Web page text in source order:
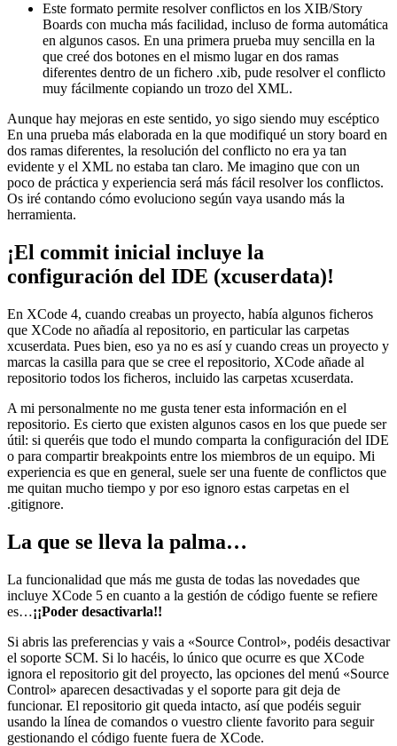
Este formato permite resolver conflictos en los XIB/Story
Boards con mucha más facilidad, incluso de forma automática
en algunos casos. En una primera prueba muy sencilla en la
que creé dos botones en el mismo lugar en dos ramas
diferentes dentro de un fichero .xib, pude resolver el conflicto
muy fácilmente copiando un trozo del XML.
Aunque hay mejoras en este sentido, yo sigo siendo muy escéptico
En una prueba más elaborada en la que modifiqué un story board en
dos ramas diferentes, la resolución del conflicto no era ya tan
evidente y el XML no estaba tan claro. Me imagino que con un
poco de práctica y experiencia será más fácil resolver los conflictos.
Os iré contando cómo evoluciono según vaya usando más la
herramienta.
¡El commit inicial incluye la
configuración del IDE (xcuserdata)!
En XCode 4, cuando creabas un proyecto, había algunos ficheros
que XCode no añadía al repositorio, en particular las carpetas
xcuserdata. Pues bien, eso ya no es así y cuando creas un proyecto y
marcas la casilla para que se cree el repositorio, XCode añade al
repositorio todos los ficheros, incluido las carpetas xcuserdata.
A mi personalmente no me gusta tener esta información en el
repositorio. Es cierto que existen algunos casos en los que puede ser
útil: si queréis que todo el mundo comparta la configuración del IDE
o para compartir breakpoints entre los miembros de un equipo. Mi
experiencia es que en general, suele ser una fuente de conflictos que
me quitan mucho tiempo y por eso ignoro estas carpetas en el
.gitignore.
La que se lleva la palma…
La funcionalidad que más me gusta de todas las novedades que
incluye XCode 5 en cuanto a la gestión de código fuente se refiere
es…¡¡Poder desactivarla!!
Si abris las preferencias y vais a «Source Control», podéis desactivar
el soporte SCM. Si lo hacéis, lo único que ocurre es que XCode
ignora el repositorio git del proyecto, las opciones del menú «Source
Control» aparecen desactivadas y el soporte para git deja de
funcionar. El repositorio git queda intacto, así que podéis seguir
usando la línea de comandos o vuestro cliente favorito para seguir
gestionando el código fuente fuera de XCode.